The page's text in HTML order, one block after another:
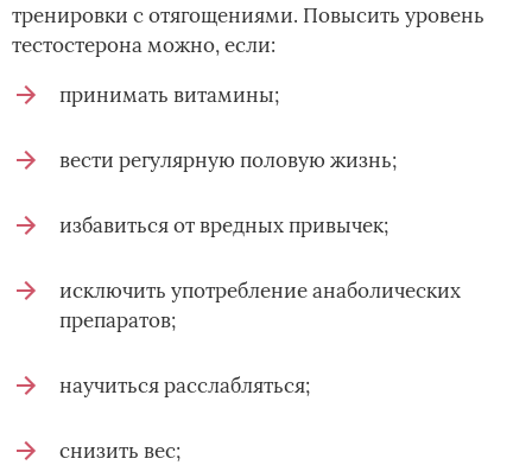
тренировки с отягощениями. Повысить уровень
тестостерона можно, если:
принимать витамины;
вести регулярную половую жизнь;
избавиться от вредных привычек;
исключить употребление анаболических
препаратов;
научиться расслабляться;
снизить вес;